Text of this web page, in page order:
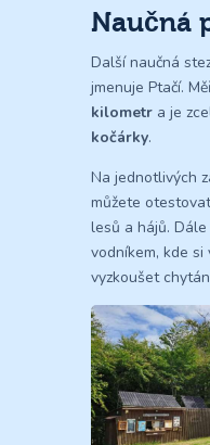
Naučná
Další naučná
jmenuje Ptačí.
kilometr a je
kočárky.
Na jednotlivých
můžete
lesů a hájů.
vodníkem, kde
vyzkoušet